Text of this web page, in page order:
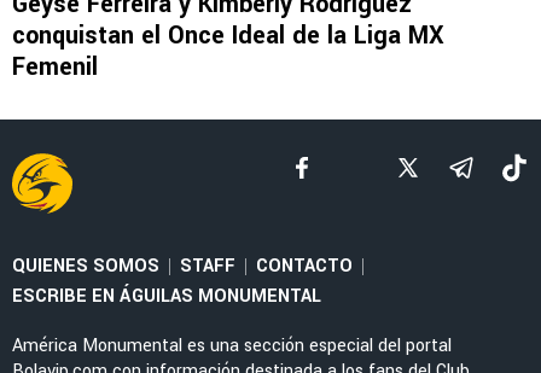
LEAGUES CUP 2026
actuación de Alan Cervantes ante San Diego
FC